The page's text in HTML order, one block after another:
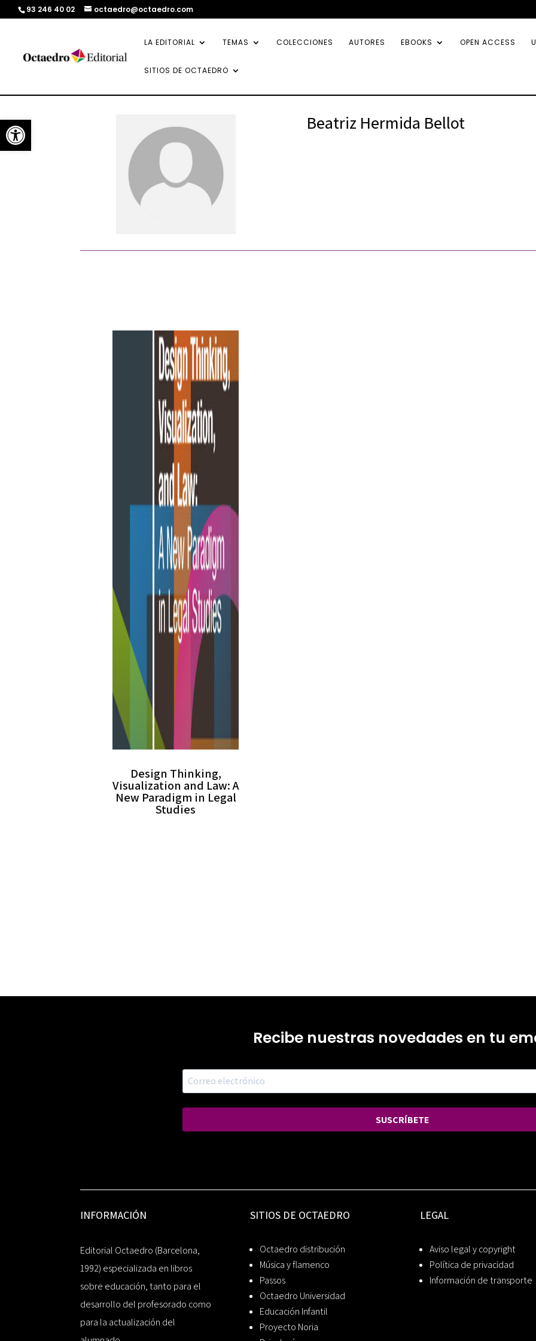
Abrir barra de herramientas
93 246 40 02 octaedro@octaedro.com
LA EDITORIAL TEMAS COLECCIONES AUTORES EBOOKS OPEN ACCESS
SITIOS DE OCTAEDRO
Beatriz Hermida Bellot
Design Thinking,
Visualization and Law: A
New Paradigm in Legal
Studies
Recibe nuestras novedades en tu
SUSCRÍBETE
INFORMACIÓN
Editorial Octaedro (Barcelona,
1992) especializada en libros
sobre educación, tanto para el
desarrollo del profesorado como
para la actualización del
SITIOS DE OCTAEDRO
Octaedro distribución
Música y flamenco
Passos
Octaedro Universidad
Educación Infantil
Proyecto Noria
LEGAL
Aviso legal y copyright
Política de privacidad
Información de transporte